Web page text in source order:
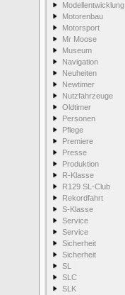
Modellentwicklung
Motorenbau
Motorsport
Mr Moose
Museum
Navigation
Neuheiten
Newtimer
Nutzfahrzeuge
Oldtimer
Personen
Pflege
Premiere
Presse
Produktion
R-Klasse
R129 SL-Club
Rekordfahrt
S-Klasse
Service
Service
Sicherheit
Sicherheit
SL
SLC
SLK